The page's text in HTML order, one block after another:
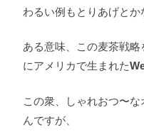
わるい例もとりあげと
ある意味、この麦茶戦
にアメリカで生まれた
この衆、しゃれおつ〜
んですが、